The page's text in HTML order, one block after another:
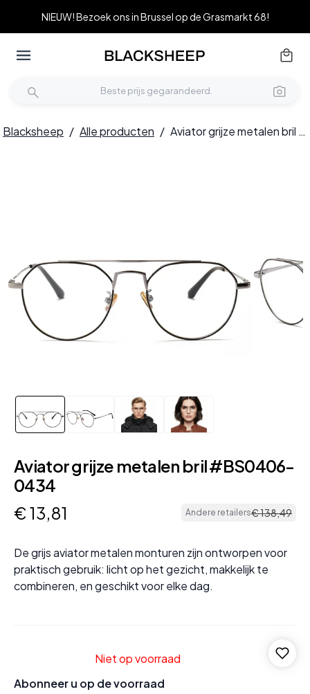
NIEUW! Bezoek ons in Brussel op de Grasmarkt 68!
Blacksheep / Alle producten / Aviator grijze metalen bril #BS0406-0434
Aviator grijze metalen bril #BS0406-
0434
€ 13,81 Andere retailers€138,49
De grijs aviator metalen monturen zijn ontworpen voor
praktisch gebruik: licht op het gezicht, makkelijk te
combineren, en geschikt voor elke dag.
Niet op voorraad
Abonneer u op de voorraad